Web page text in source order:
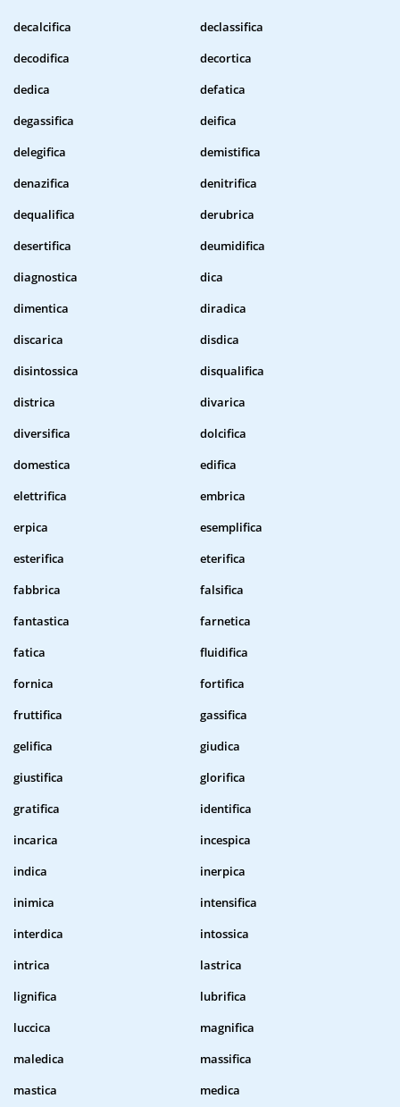
decalcifica
declassifica
decodifica
decortica
dedica
defatica
degassifica
deifica
delegifica
demistifica
denazifica
denitrifica
dequalifica
derubrica
desertifica
deumidifica
diagnostica
dica
dimentica
diradica
discarica
disdica
disintossica
disqualifica
districa
divarica
diversifica
dolcifica
domestica
edifica
elettrifica
embrica
erpica
esemplifica
esterifica
eterifica
fabbrica
falsifica
fantastica
farnetica
fatica
fluidifica
fornica
fortifica
fruttifica
gassifica
gelifica
giudica
giustifica
glorifica
gratifica
identifica
incarica
incespica
indica
inerpica
inimica
intensifica
interdica
intossica
intrica
lastrica
lignifica
lubrifica
luccica
magnifica
maledica
massifica
mastica
medica